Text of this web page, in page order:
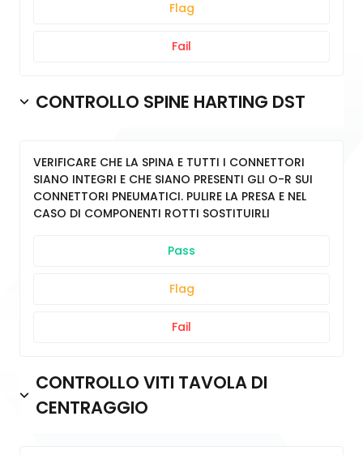
Flag
Fail
CONTROLLO SPINE HARTING DST
VERIFICARE CHE LA SPINA E TUTTI I CONNETTORI
SIANO INTEGRI E CHE SIANO PRESENTI GLI O-R SUI
CONNETTORI PNEUMATICI. PULIRE LA PRESA E NEL
CASO DI COMPONENTI ROTTI SOSTITUIRLI
Pass
Flag
Fail
CONTROLLO VITI TAVOLA DI
CENTRAGGIO